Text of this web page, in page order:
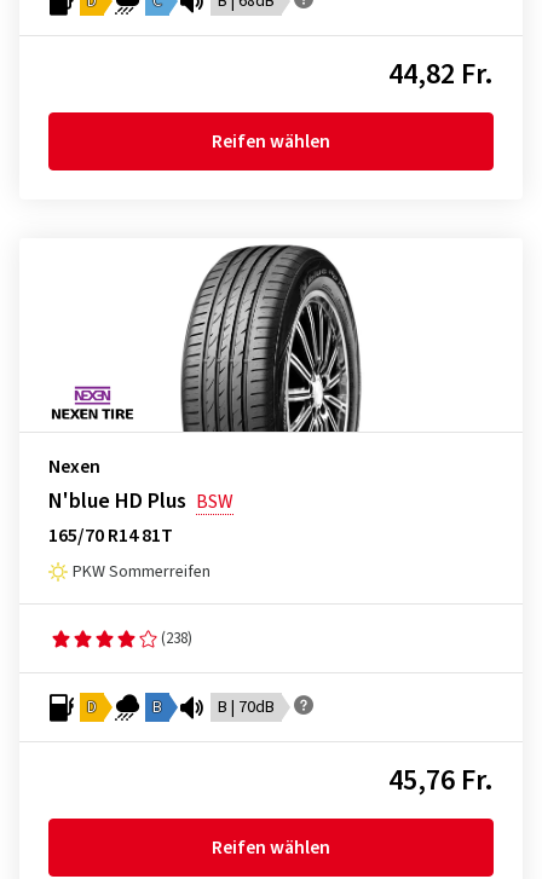
44,82 Fr.
Reifen wählen
Nexen
N'blue HD Plus BSW
165/70 R14 81T
PKW Sommerreifen
(238)
D B B | 70dB
45,76 Fr.
Reifen wählen